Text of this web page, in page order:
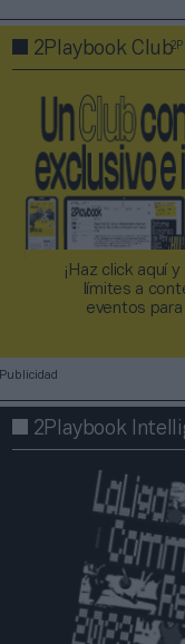
2Playbook Club2P
¡Haz click aquí
límites a
eventos para
Publicidad
2Playbook